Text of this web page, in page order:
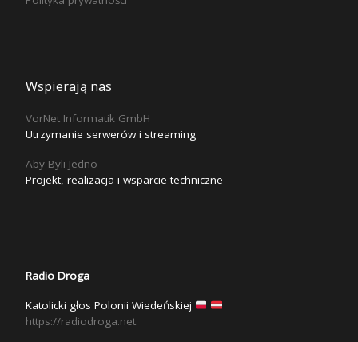
Wspierają nas
VorNet Informatik GmbH
Utrzymanie serwerów i streaming
Aby Byli Jedno
Projekt, realizacja i wsparcie techniczne
Radio Droga
Katolicki głos Polonii Wiedeńskiej
https://radiodroga.net